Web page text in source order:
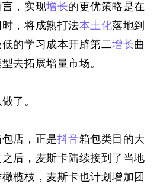
言，实现增长的更优策略是在
，将成熟打法本土化落地到
的学习成本开辟第二增长曲
去拓展增量市场。
了。
店，正是抖音箱包类目的大
后，麦斯卡陆续接到了当地
榄枝，麦斯卡也计划增加团